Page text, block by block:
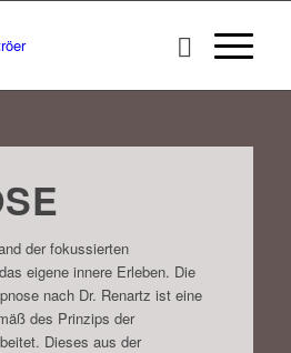
der fokussierten
eigene innere Erleben. Die
nach Dr. Renartz ist eine
des Prinzips der
Dieses aus der